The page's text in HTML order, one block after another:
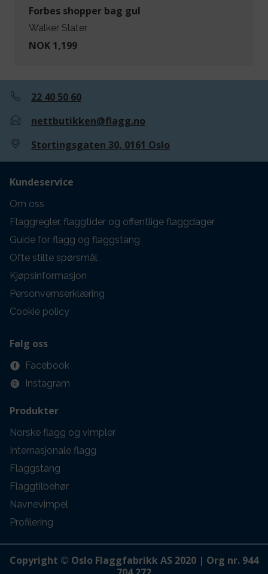
Forbes shopper bag gul
Walker Slater
NOK 1,199
22 40 50 60
nettbutikken@flagg.no
Stortingsgaten 30, 0161 Oslo
Kundeservice
Om oss
Flaggregler, flaggtider og offentlige flaggdager
Guide for flagg og flaggstang
Ofte stilte spørsmål
Kjøpsinformasjon
Personvernserklæring
Cookie policy
Følg oss
Facebook
Instagram
Produkter
Norske flagg og vimpler
Internasjonale flagg
Flaggstang
Flaggtilbehør
Navnevimpel
Profilering
Copyright © Oslo Flaggfabrikk AS 2020 | Org nr. 944